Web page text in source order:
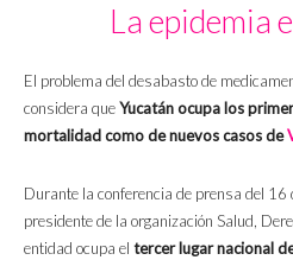
La epidemia
El problema del desabasto de
considera queYucatán ocupa los
mortalidad como de nuevos casos de
Durante la conferencia de prensa del
presidente de la organización Salud,
entidad ocupa el tercer lugar nacional